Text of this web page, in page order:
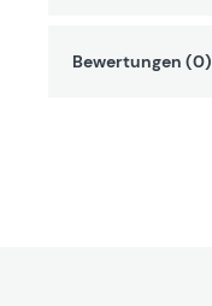
Bewertungen (0)